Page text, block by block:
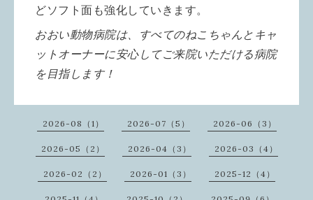
どソフト面も強化していきます。
おおい動物病院は、すべてのねこちゃんとキャ
ットオーナーに安心してご来院いただける病院
を目指します！
2026-08（1） 2026-07（5） 2026-06（3）
2026-05（2） 2026-04（3） 2026-03（4）
2026-02（2） 2026-01（3） 2025-12（4）